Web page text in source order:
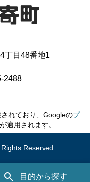
丁目48番地1
2488
れており、Googleのプ
が適用されます。
Reserved.
目的から探す